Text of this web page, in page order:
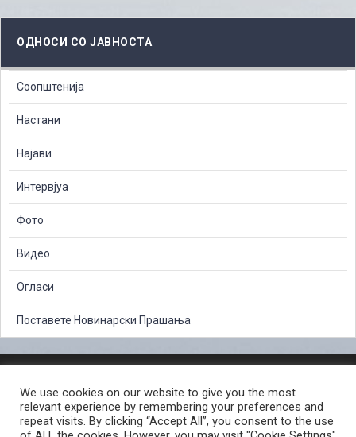
ОДНОСИ СО ЈАВНОСТА
Соопштенија
Настани
Најави
Интервјуа
Фото
Видео
Огласи
Поставете Новинарски Прашања
СЛОБОДЕН ПРИСТАП ДО ИНФОРМАЦИИ ОД ЈАВЕН КАРАКТЕР
ПОСТАПКА ЗА ПРИЈАВА НА КРИВИЧНО ДЕЛО
КОРИСНИ ЛИНКОВИ
We use cookies on our website to give you the most
relevant experience by remembering your preferences and
repeat visits. By clicking “Accept All”, you consent to the use